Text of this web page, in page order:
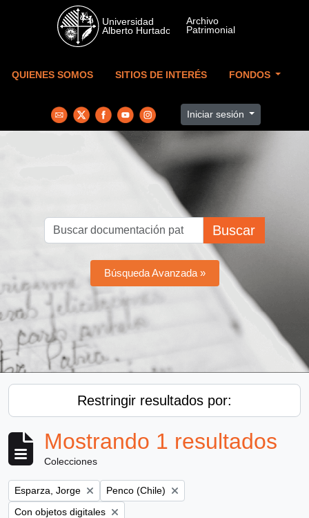
Skip to main content
QUIENES SOMOS SITIOS DE INTERÉS FONDOS
Iniciar sesión
Buscar
Búsqueda Avanzada »
Restringir resultados por:
Mostrando 1 resultados
Colecciones
Remove filter:
Esparza, Jorge Remove filter:
Penco (Chile)
Remove filter:
Con objetos digitales